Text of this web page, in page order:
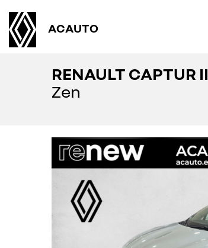
ACAUTO
RENAULT CAPTUR II
Zen